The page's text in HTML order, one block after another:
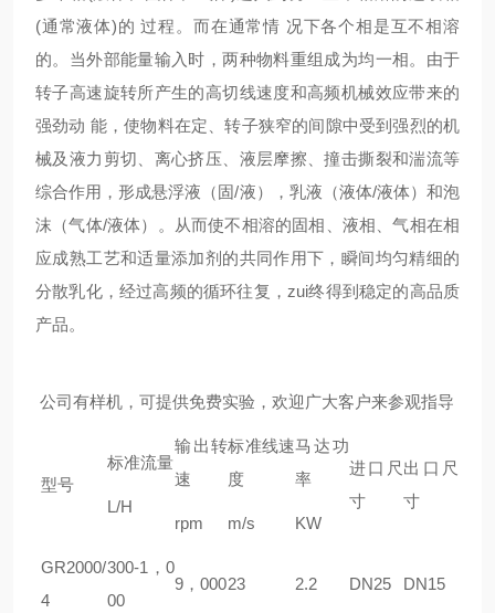
(通常液体)的 过程。而在通常情 况下各个相是互不相溶
的。当外部能量输入时，两种物料重组成为均一相。由于
转子高速旋转所产生的高切线速度和高频机械效应带来的
强劲动 能，使物料在定、转子狭窄的间隙中受到强烈的机
械及液力剪切、离心挤压、液层摩擦、撞击撕裂和湍流等
综合作用，形成悬浮液（固/液），乳液（液体/液体）和泡
沫（气体/液体）。从而使不相溶的固相、液相、气相在相
应成熟工艺和适量添加剂的共同作用下，瞬间均匀精细的
分散乳化，经过高频的循环往复，zui终得到稳定的高品质
产品。
公司有样机，可提供免费实验，欢迎广大客户来参观指导
型号
标准流量
L/H
输出转
速
rpm
标准线速
度
m/s
马达功
率
KW
进口尺
寸
出口尺
寸
GR2000/
4
300-1，0
00
9，00023 2.2 DN25 DN15